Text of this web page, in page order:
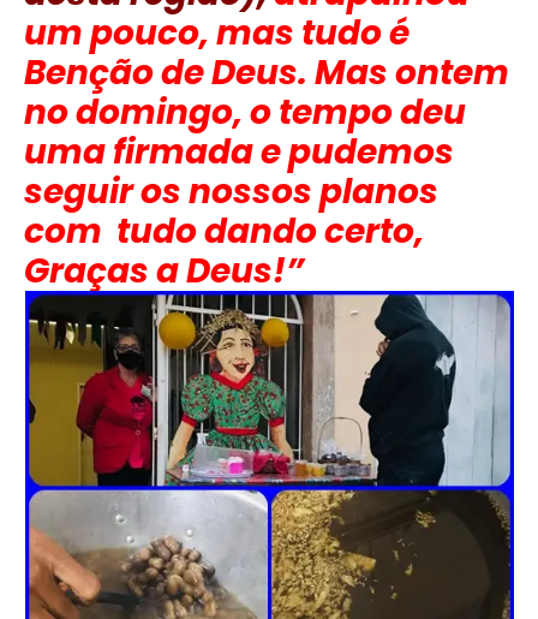
um pouco, mas tudo é
Benção de Deus. Mas ontem
no domingo, o tempo deu
uma firmada e pudemos
seguir os nossos planos
com tudo dando certo,
Graças a Deus!”